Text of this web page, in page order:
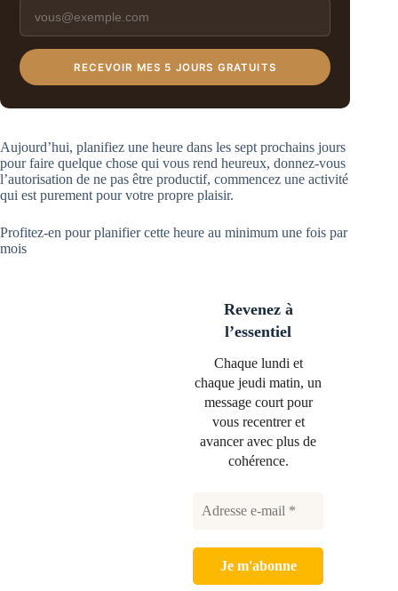
RECEVOIR MES 5 JOURS GRATUITS
Aujourd’hui, planifiez une heure dans les sept prochains jours
pour faire quelque chose qui vous rend heureux, donnez-vous
l’autorisation de ne pas être productif, commencez une activité
qui est purement pour votre propre plaisir.
Profitez-en pour planifier cette heure au minimum une fois par
mois
Revenez à
l’essentiel
Chaque lundi et
chaque jeudi matin, un
message court pour
vous recentrer et
avancer avec plus de
cohérence.